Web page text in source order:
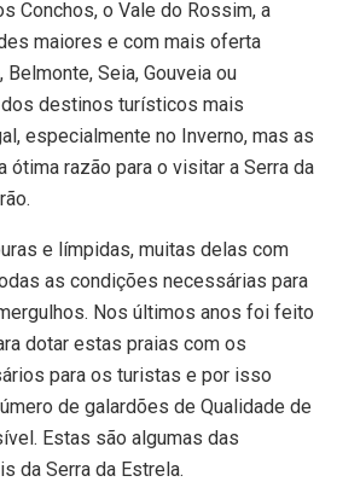
Conchos, o Vale do Rossim, a
maiores e com mais oferta
Belmonte, Seia, Gouveia ou
destinos turísticos mais
especialmente no Inverno, mas as
ótima razão para o visitar a Serra da
e límpidas, muitas delas com
as condições necessárias para
Nos últimos anos foi feito
dotar estas praias com os
para os turistas e por isso
de galardões de Qualidade de
Estas são algumas das
da Serra da Estrela.